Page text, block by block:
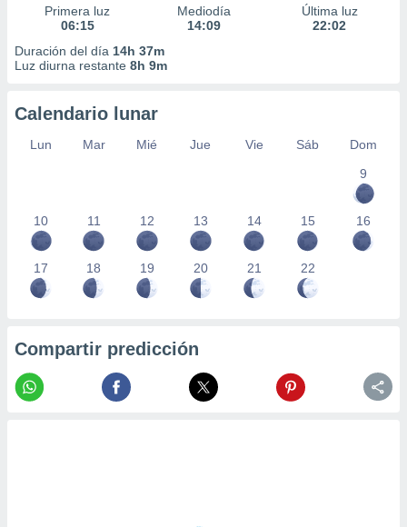
Primera luz
06:15
Mediodía
14:09
Última luz
22:02
Duración del día 14h 37m
Luz diurna restante 8h 9m
Calendario lunar
Lun Mar Mié Jue Vie Sáb
Dom
9
10 11 12 13 14 15 16
17 18 19 20 21 22
Compartir predicción